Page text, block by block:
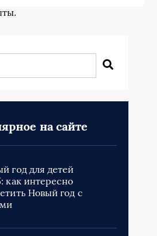
на сайте
год для детей
как интересно
Новый год с